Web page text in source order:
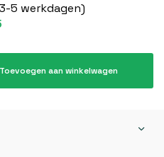
5 werkdagen)
Toevoegen aan winkelwagen